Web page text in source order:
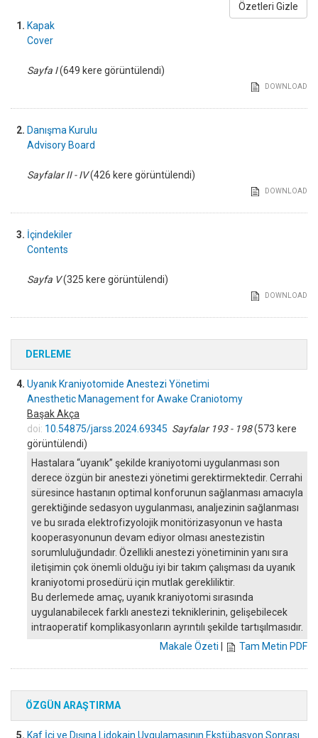
Özetleri Gizle
1. Kapak
Cover
Sayfa I(649 kere görüntülendi)
DOWNLOAD
2. Danışma Kurulu
Advisory Board
Sayfalar II - IV(426 kere görüntülendi)
DOWNLOAD
3. İçindekiler
Contents
Sayfa V(325 kere görüntülendi)
DOWNLOAD
DERLEME
4. Uyanık Kraniyotomide Anestezi Yönetimi
Anesthetic Management for Awake Craniotomy
Başak Akça
doi: 10.54875/jarss.2024.69345 Sayfalar 193 - 198(573 kere
görüntülendi)
Hastalara “uyanık” şekilde kraniyotomi uygulanması son
derece özgün bir anestezi yönetimi gerektirmektedir. Cerrahi
süresince hastanın optimal konforunun sağlanması amacıyla
gerektiğinde sedasyon uygulanması, analjezinin sağlanması
ve bu sırada elektrofizyolojik monitörizasyonun ve hasta
kooperasyonunun devam ediyor olması anestezistin
sorumluluğundadır. Özellikli anestezi yönetiminin yanı sıra
iletişimin çok önemli olduğu iyi bir takım çalışması da uyanık
kraniyotomi prosedürü için mutlak gerekliliktir.
Bu derlemede amaç, uyanık kraniyotomi sırasında
uygulanabilecek farklı anestezi tekniklerinin, gelişebilecek
intraoperatif komplikasyonların ayrıntılı şekilde tartışılmasıdır.
Makale Özeti
Tam Metin PDF
ÖZGÜN ARAŞTIRMA
5. Kaf İçi ve Dışına Lidokain Uygulamasının Ekstübasyon Sonrası